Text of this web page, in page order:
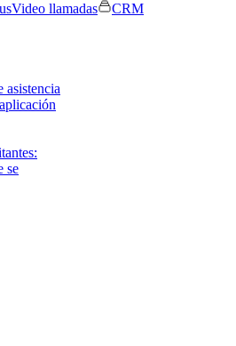
Video llamadas
CRM
asistencia
se